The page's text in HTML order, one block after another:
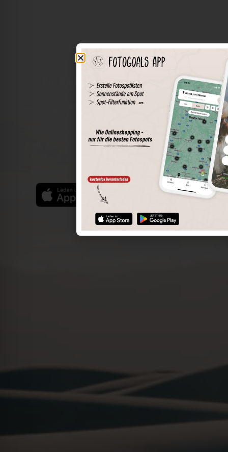
Die Welt der Orte in deiner Tasche
Spots speichern
Sonnenstände am Spot
Spotdetails
Filterfunktion
Finde die besten Fotospots noch einfacher mit unserer
App für iOS und Android und genieße einen größeren